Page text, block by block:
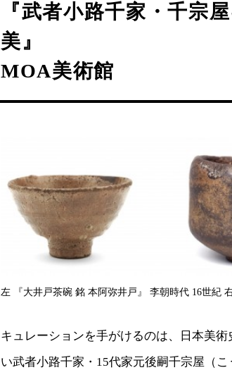
『武者小路千家・千宗
美』
MOA美術館
左 『大井戸茶碗 銘 本阿弥井戸』 李朝時代 16世紀
キュレーションを手がけるのは、日本美
い武者小路千家・15代家元後嗣千宗屋（